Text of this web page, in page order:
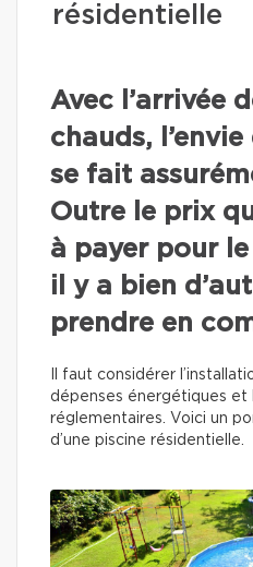
résidentielle
Avec l’arrivée
chauds, l’envie
se fait
Outre le prix
à payer pour le
il y a bien
prendre en
Il faut considérer
dépenses énergétiques et
réglementaires. Voici un
d’une piscine résidentielle.